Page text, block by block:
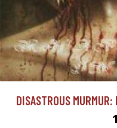
DISASTROUS